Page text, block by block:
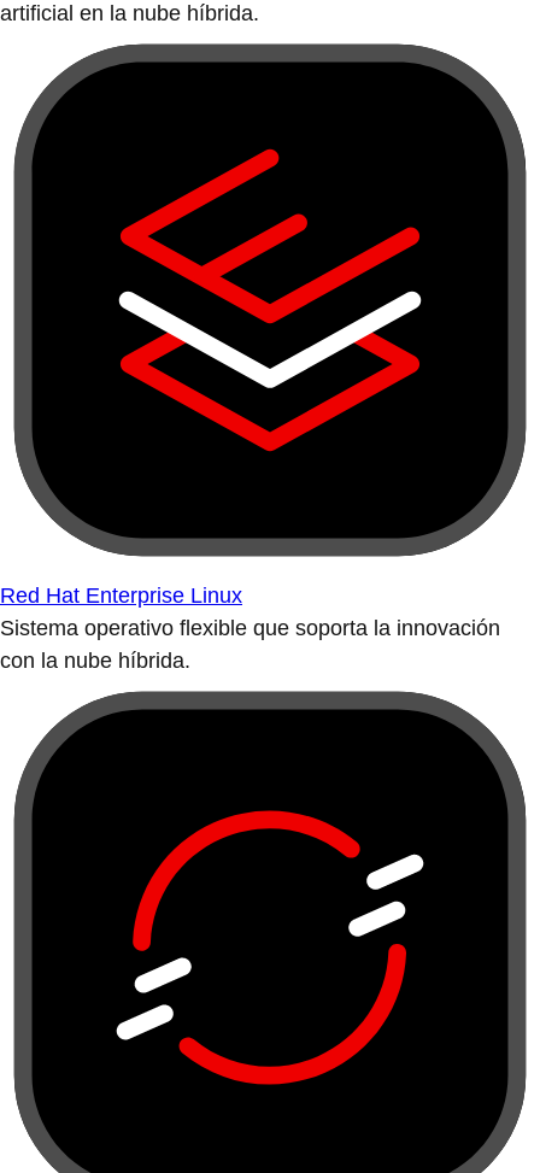
artificial en la nube híbrida.
Red Hat Enterprise Linux
Sistema operativo flexible que soporta la innovación
con la nube híbrida.